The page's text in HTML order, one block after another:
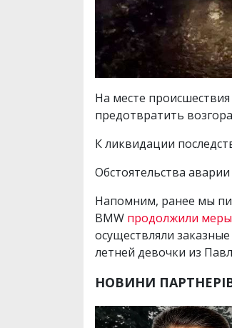
На месте
предотвратить
К ликвидации
Обстоятельства
Напомним, ранее мы
BMW продолжили меры
осуществляли
летней девочки из